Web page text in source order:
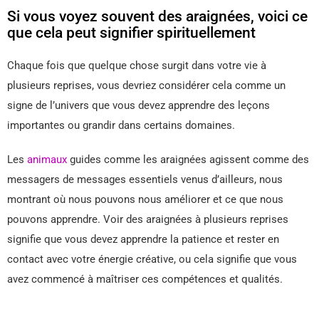
Si vous voyez souvent des araignées, voici ce
que cela peut signifier spirituellement
Chaque fois que quelque chose surgit dans votre vie à
plusieurs reprises, vous devriez considérer cela comme un
signe de l’univers que vous devez apprendre des leçons
importantes ou grandir dans certains domaines.
Les animaux guides comme les araignées agissent comme des
messagers de messages essentiels venus d’ailleurs, nous
montrant où nous pouvons nous améliorer et ce que nous
pouvons apprendre. Voir des araignées à plusieurs reprises
signifie que vous devez apprendre la patience et rester en
contact avec votre énergie créative, ou cela signifie que vous
avez commencé à maîtriser ces compétences et qualités.